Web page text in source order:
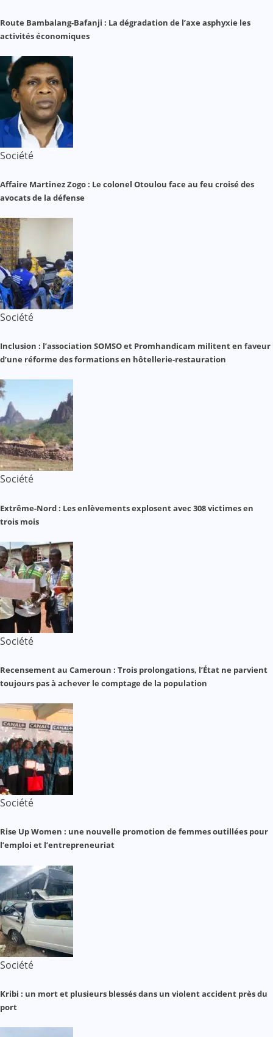
Route Bambalang-Bafanji : La dégradation de l’axe asphyxie les
activités économiques
Société
Affaire Martinez Zogo : Le colonel Otoulou face au feu croisé des
avocats de la défense
Société
Inclusion : l’association SOMSO et Promhandicam militent en faveur
d’une réforme des formations en hôtellerie-restauration
Société
Extrême-Nord : Les enlèvements explosent avec 308 victimes en
trois mois
Société
Recensement au Cameroun : Trois prolongations, l’État ne parvient
toujours pas à achever le comptage de la population
Société
Rise Up Women : une nouvelle promotion de femmes outillées pour
l’emploi et l’entrepreneuriat
Société
Kribi : un mort et plusieurs blessés dans un violent accident près du
port